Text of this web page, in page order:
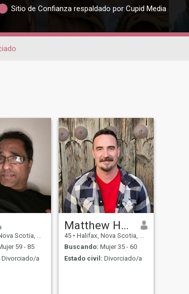
Sitio de Confianza respaldado por Cupid Media
Scotia, Canadá
59 - 85
Divorciado/a
Matthew Harrison
45 • Halifax, Nova Scotia, Canadá
Buscando: Mujer 35 - 60
Estado civil: Divorciado/a